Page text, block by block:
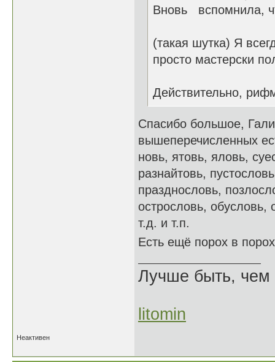
Вновь вспомнила,
(такая шутка) Я
просто мастерски
Действительно,
Спасибо большое,
вышеперечисленных
новь, ятовь, яловь,
разнайтовь,
празднословь,
острословь, обусловь,
т.д. и т.п.
Есть ещё порох в
Лучше быть, чем
litomin
Неактивен